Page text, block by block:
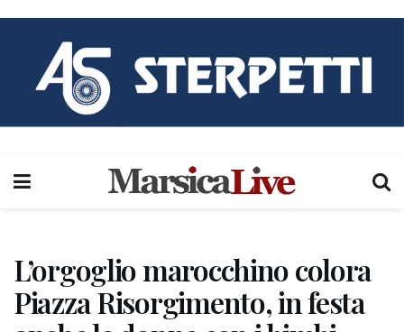
L’orgoglio marocchino colora
Piazza Risorgimento, in festa